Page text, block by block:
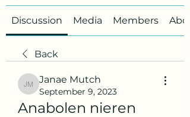
Discussion Media Members
Back
Janae Mutch
Janae Mutch
September 9, 2023
Anabolen nieren